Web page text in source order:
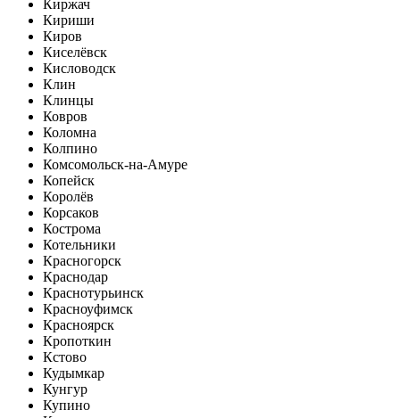
Киржач
Кириши
Киров
Киселёвск
Кисловодск
Клин
Клинцы
Ковров
Коломна
Колпино
Комсомольск-на-Амуре
Копейск
Королёв
Корсаков
Кострома
Котельники
Красногорск
Краснодар
Краснотурьинск
Красноуфимск
Красноярск
Кропоткин
Кстово
Кудымкар
Кунгур
Купино